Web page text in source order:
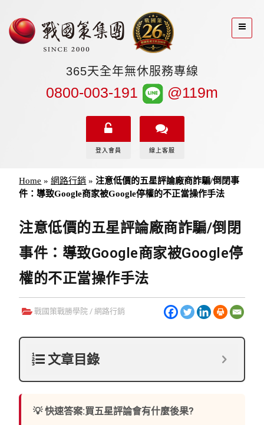
365天全年無休服務專線
0800-003-191 @119m
登入會員 線上客服
Home »網路行銷 »注意低價的五星評論廠商詐騙/倒閉事
件：導致Google商家被Google停權的不正當操作手法
注意低價的五星評論廠商詐騙/倒閉
事件：導致Google商家被Google停
權的不正當操作手法
戰國策戰勝學院 /網路行銷
文章目錄
💡 快速答案:買五星評論會有什麼後果?